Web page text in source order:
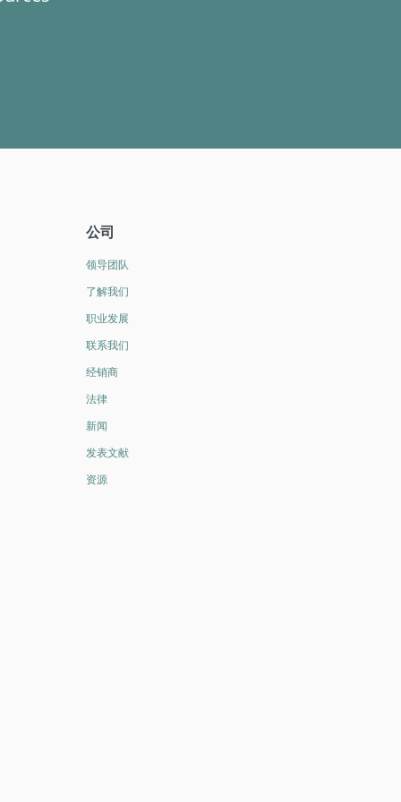
公司
领导团队
了解我们
职业发展
联系我们
经销商
法律
新闻
发表文献
资源